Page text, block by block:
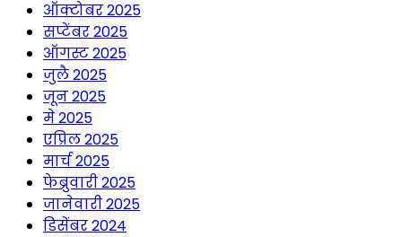
ऑक्टोबर 2025
सप्टेंबर 2025
ऑगस्ट 2025
जुलै 2025
जून 2025
मे 2025
एप्रिल 2025
मार्च 2025
फेब्रुवारी 2025
जानेवारी 2025
डिसेंबर 2024